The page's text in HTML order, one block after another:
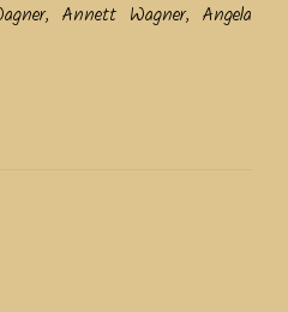
Annett Wagner, Angela